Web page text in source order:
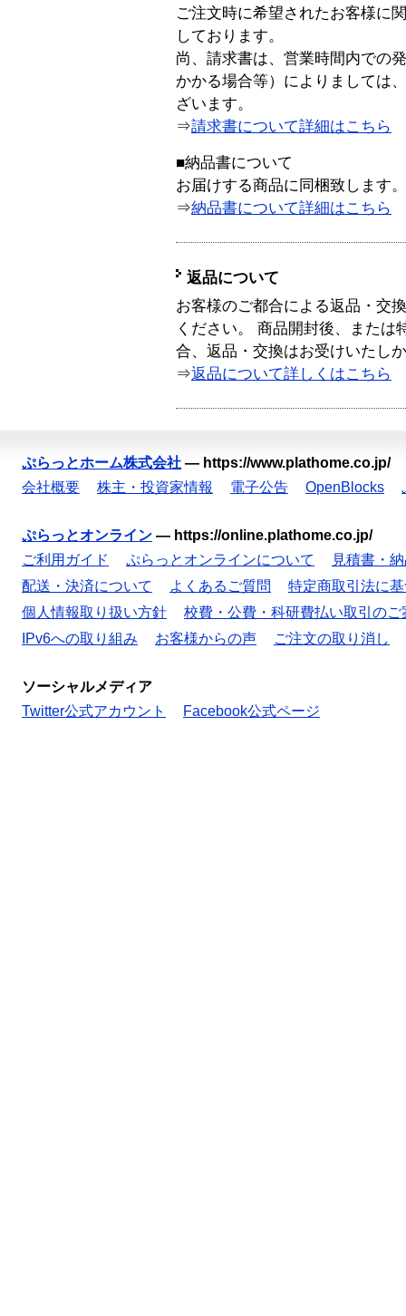
ご注文時に希望されたお客様に
しております。
尚、請求書は、営業時間内での
かかる場合等）によりましては
ざいます。
⇒請求書について詳細はこちら
■納品書について
お届けする商品に同梱致します。
⇒納品書について詳細はこちら
返品について
お客様のご都合による返品・交
ください。 商品開封後、または
合、返品・交換はお受けいたし
⇒返品について詳しくはこちら
ぷらっとホーム株式会社 — https://www.plathome.co.jp/
会社概要
株主・投資家情報 電子公告 OpenBlocks
ぷらっとオンライン — https://online.plathome.co.jp/
ご利用ガイド
ぷらっとオンラインについて
見積書・
配送・決済について
よくあるご質問
特定商取引法に
個人情報取り扱い方針
校費・公費・科研費払い取引のご
IPv6への取り組み
お客様からの声 ご注文の取り消し
ソーシャルメディア
Twitter公式アカウント
Facebook公式ページ